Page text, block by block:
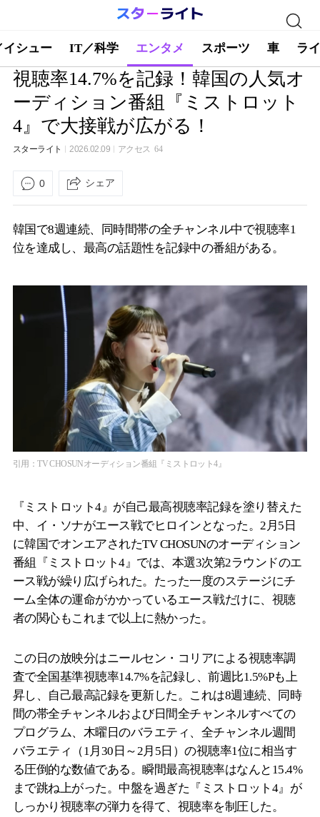
イシュー IT／科学 エンタメ スポーツ 車 ラ
視聴率14.7%を記録！韓国の人気オ
ーディション番組『ミストロット
4』で大接戦が広がる！
スターライト 2026.02.09 アクセス 64
0 シェア
韓国で8週連続、同時間帯の全チャンネル中で視聴率1
位を達成し、最高の話題性を記録中の番組がある。
引用：TV CHOSUNオーディション番組『ミストロット4』
『ミストロット4』が自己最高視聴率記録を塗り替えた
中、イ・ソナがエース戦でヒロインとなった。2月5日
に韓国でオンエアされたTV CHOSUNのオーディション
番組『ミストロット4』では、本選3次第2ラウンドのエ
ース戦が繰り広げられた。たった一度のステージにチ
ーム全体の運命がかかっているエース戦だけに、視聴
者の関心もこれまで以上に熱かった。
この日の放映分はニールセン・コリアによる視聴率調
査で全国基準視聴率14.7%を記録し、前週比1.5%Pも上
昇し、自己最高記録を更新した。これは8週連続、同時
間の帯全チャンネルおよび日間全チャンネルすべての
プログラム、木曜日のバラエティ、全チャンネル週間
バラエティ（1月30日～2月5日）の視聴率1位に相当す
る圧倒的な数値である。瞬間最高視聴率はなんと15.4%
まで跳ね上がった。中盤を過ぎた『ミストロット4』が
しっかり視聴率の弾力を得て、視聴率を制圧した。